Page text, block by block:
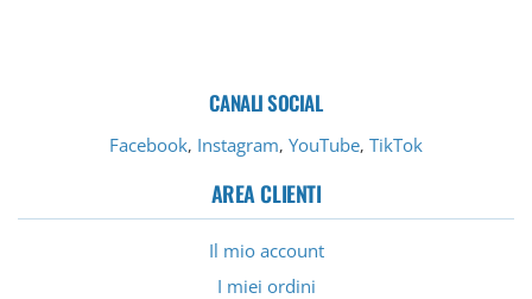
CANALI SOCIAL
Facebook, Instagram, YouTube, TikTok
AREA CLIENTI
Il mio account
I miei ordini